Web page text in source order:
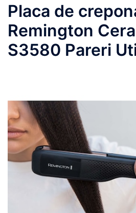
Placa de
Remington
S3580 Pareri